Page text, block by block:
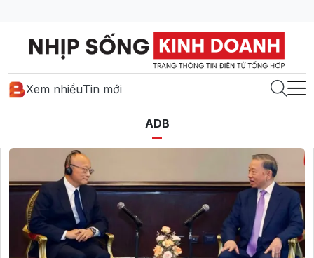
Xem nhiềuTin mới
ADB